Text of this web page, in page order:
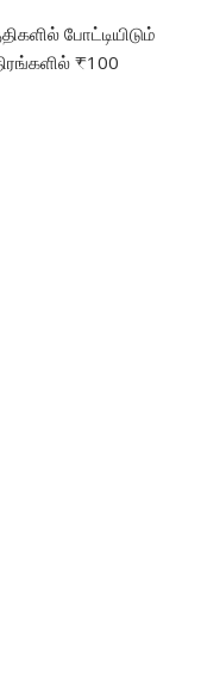
போட்டியிடும்
₹100